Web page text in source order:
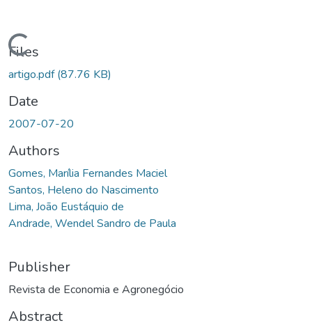
Loading...
Files
artigo.pdf(87.76 KB)
Date
2007-07-20
Authors
Gomes, Marília Fernandes Maciel
Santos, Heleno do Nascimento
Lima, João Eustáquio de
Andrade, Wendel Sandro de Paula
Publisher
Revista de Economia e Agronegócio
Abstract